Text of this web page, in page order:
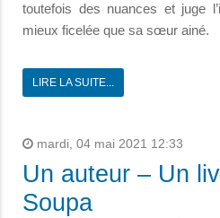
toutefois des nuances et juge
mieux ficelée que sa sœur ainé.
LIRE LA SUITE...
mardi, 04 mai 2021 12:33
Un auteur – Un
Soupa